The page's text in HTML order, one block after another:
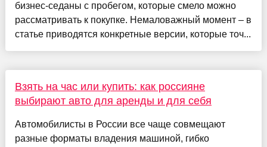
бизнес-седаны с пробегом, которые смело можно
рассматривать к покупке. Немаловажный момент – в
статье приводятся конкретные версии, которые точ...
Взять на час или купить: как россияне
выбирают авто для аренды и для себя
Автомобилисты в России все чаще совмещают
разные форматы владения машиной, гибко